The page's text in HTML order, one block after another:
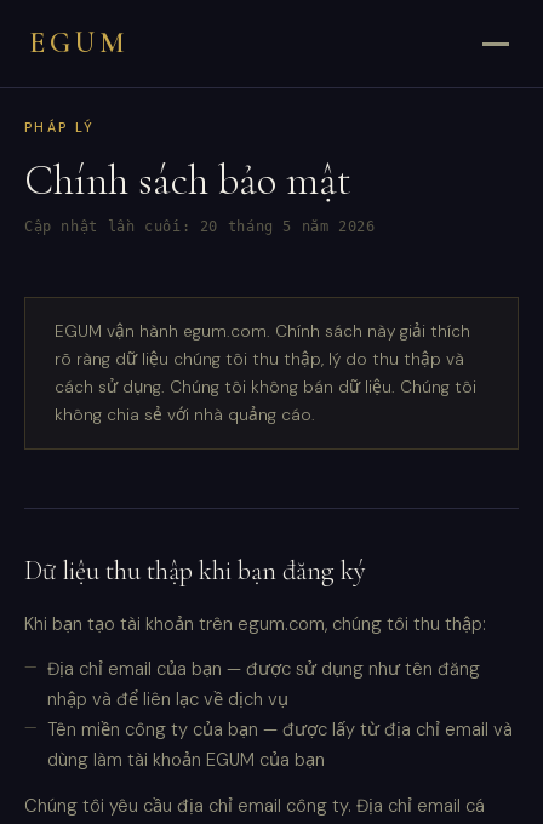
EGUM
PHÁP LÝ
Chính sách bảo mật
Cập nhật lần cuối: 20 tháng 5 năm 2026
EGUM vận hành egum.com. Chính sách này giải thích
rõ ràng dữ liệu chúng tôi thu thập, lý do thu thập và
cách sử dụng. Chúng tôi không bán dữ liệu. Chúng tôi
không chia sẻ với nhà quảng cáo.
Dữ liệu thu thập khi bạn đăng ký
Khi bạn tạo tài khoản trên egum.com, chúng tôi thu thập:
Địa chỉ email của bạn — được sử dụng như tên đăng
nhập và để liên lạc về dịch vụ
Tên miền công ty của bạn — được lấy từ địa chỉ email và
dùng làm tài khoản EGUM của bạn
Chúng tôi yêu cầu địa chỉ email công ty. Địa chỉ email cá